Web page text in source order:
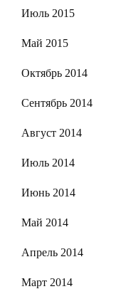
Июль 2015
Май 2015
Октябрь 2014
Сентябрь 2014
Август 2014
Июль 2014
Июнь 2014
Май 2014
Апрель 2014
Март 2014